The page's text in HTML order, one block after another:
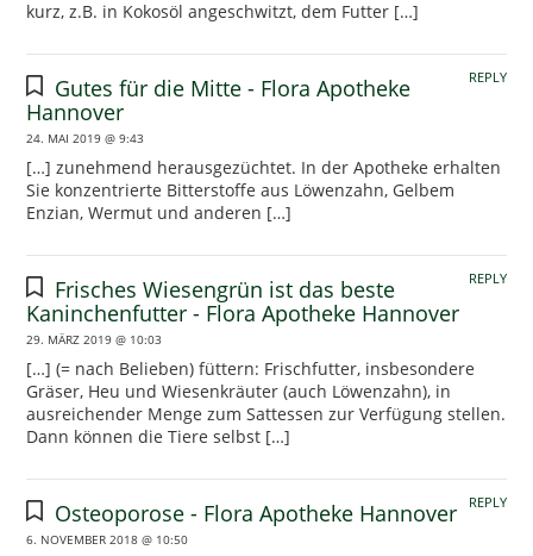
kurz, z.B. in Kokosöl angeschwitzt, dem Futter […]
Gutes für die Mitte - Flora Apotheke
Hannover
24. MAI 2019 @ 9:43
[…] zunehmend herausgezüchtet. In der Apotheke erhalten
Sie konzentrierte Bitterstoffe aus Löwenzahn, Gelbem
Enzian, Wermut und anderen […]
REPLY
Frisches Wiesengrün ist das beste
Kaninchenfutter - Flora Apotheke Hannover
29. MÄRZ 2019 @ 10:03
[…] (= nach Belieben) füttern: Frischfutter, insbesondere
Gräser, Heu und Wiesenkräuter (auch Löwenzahn), in
ausreichender Menge zum Sattessen zur Verfügung stellen.
Dann können die Tiere selbst […]
REPLY
Osteoporose - Flora Apotheke Hannover
6. NOVEMBER 2018 @ 10:50
REPLY